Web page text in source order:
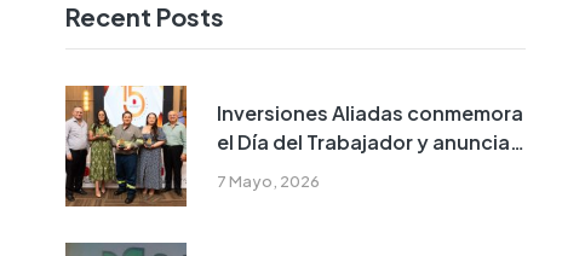
Recent Posts
7 Mayo, 2026
Inversiones Aliadas conmemora
el Día del Trabajador y anuncia
su próximo 15 aniversario